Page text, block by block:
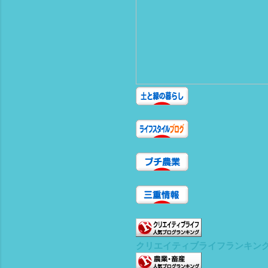
クリエイティブライフランキン